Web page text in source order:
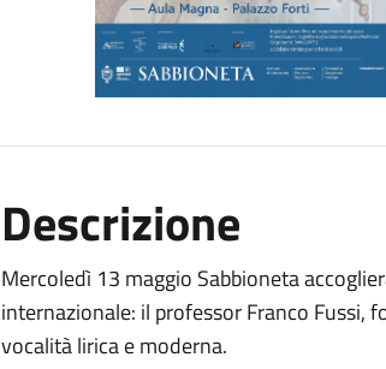
Descrizione
Mercoledì 13 maggio Sabbioneta
internazionale: il professor Franco
vocalità lirica e moderna.